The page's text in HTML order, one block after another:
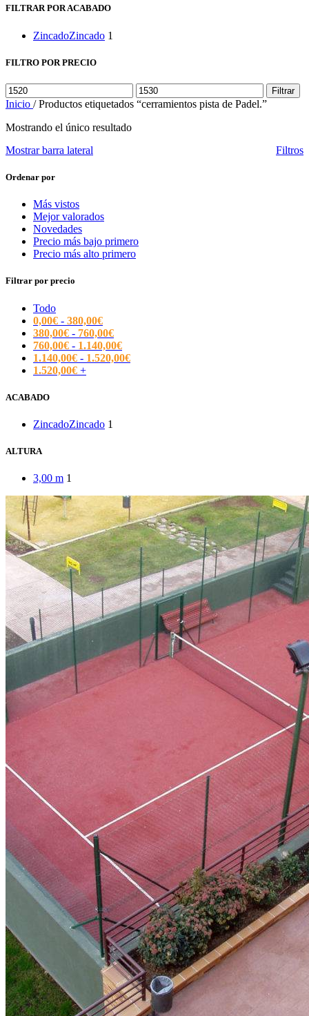
FILTRAR POR ACABADO
ZincadoZincado 1
FILTRO POR PRECIO
Precio
mínimo
Precio
máximo
Filtrar
Inicio / Productos etiquetados “cerramientos pista de Padel.”
Mostrando el único resultado
Mostrar barra lateral
Filtros
Ordenar por
Más vistos
Mejor valorados
Novedades
Precio más bajo primero
Precio más alto primero
Filtrar por precio
Todo
0,00€ - 380,00€
380,00€ - 760,00€
760,00€ - 1.140,00€
1.140,00€ - 1.520,00€
1.520,00€ +
ACABADO
ZincadoZincado 1
ALTURA
3,00 m 1